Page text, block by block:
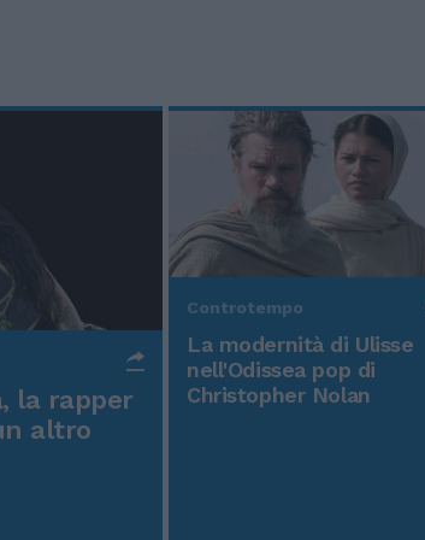
la rapper
altro
Controtempo
La modernità di Ulisse
nell'Odissea pop di
Christopher Nolan